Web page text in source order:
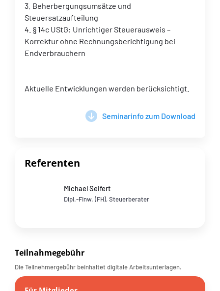
3. Beherbergungsumsätze und
Steuersatzaufteilung
4. § 14c UStG: Unrichtiger Steuerausweis –
Korrektur ohne Rechnungsberichtigung bei
Endverbrauchern
Aktuelle Entwicklungen werden berücksichtigt.
Seminarinfo zum Download
Referenten
Michael Seifert
Dipl.-Finw. (FH), Steuerberater
Teilnahmegebühr
Die Teilnehmergebühr beinhaltet digitale Arbeitsunterlagen.